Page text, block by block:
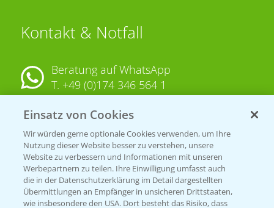
Kontakt & Notfall
Beratung auf WhatsApp
T. +49 (0)174 346 564 1
KONTAKT
Hilfe in Notfällen
T.+49 (0)214/30-20220
Einsatz von Cookies
Wir würden gerne optionale Cookies verwenden, um Ihre
Nutzung dieser Website besser zu verstehen, unsere
Website zu verbessern und Informationen mit unseren
Werbepartnern zu teilen. Ihre Einwilligung umfasst auch
die in der Datenschutzerklärung im Detail dargestellten
Übermittlungen an Empfänger in unsicheren Drittstaaten,
wie insbesondere den USA. Dort besteht das Risiko, dass